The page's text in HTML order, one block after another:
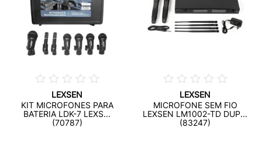
LEXSEN
KIT MICROFONES PARA
BATERIA LDK-7 LEXS...
(70787)
LEXSEN
MICROFONE SEM FIO
LEXSEN LM1002-TD DUP...
(83247)